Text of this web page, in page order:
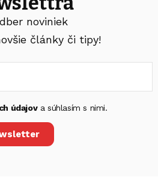
noviniek
články či tipy!
údajova súhlasím s nimi.